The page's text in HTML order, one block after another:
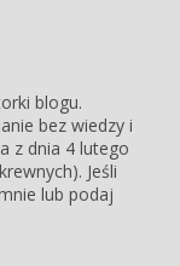
blogu.
bez wiedzy i
z dnia 4 lutego
Jeśli
lub podaj